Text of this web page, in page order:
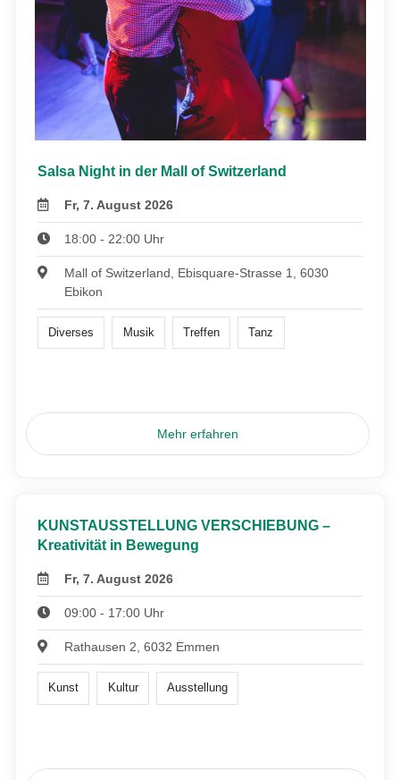
Salsa Night in der Mall of Switzerland
Fr, 7. August 2026
18:00 - 22:00 Uhr
Mall of Switzerland, Ebisquare-Strasse 1, 6030
Ebikon
Diverses Musik Treffen Tanz
Mehr erfahren
KUNSTAUSSTELLUNG VERSCHIEBUNG –
Kreativität in Bewegung
Fr, 7. August 2026
09:00 - 17:00 Uhr
Rathausen 2, 6032 Emmen
Kunst Kultur Ausstellung